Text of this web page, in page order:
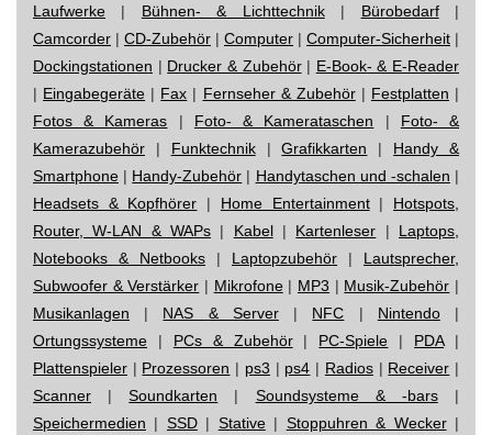
Laufwerke | Bühnen- & Lichttechnik| Bürobedarf|
Camcorder | CD-Zubehör | Computer | Computer-Sicherheit |
Dockingstationen | Drucker & Zubehör| E-Book- & E-Reader
| Eingabegeräte | Fax | Fernseher & Zubehör| Festplatten |
Fotos & Kameras | Foto- & Kamerataschen | Foto- &
Kamerazubehör | Funktechnik|Grafikkarten | Handy &
Smartphone | Handy-Zubehör | Handytaschen und -schalen |
Headsets & Kopfhörer | Home Entertainment| Hotspots,
Router, W-LAN & WAPs | Kabel| Kartenleser | Laptops,
Notebooks & Netbooks | Laptopzubehör | Lautsprecher,
Subwoofer & Verstärker | Mikrofone| MP3 | Musik-Zubehör |
Musikanlagen | NAS & Server| NFC | Nintendo|
Ortungssysteme | PCs & Zubehör| PC-Spiele | PDA|
Plattenspieler | Prozessoren | ps3 | ps4 | Radios| Receiver |
Scanner |Soundkarten | Soundsysteme & -bars|
Speichermedien | SSD| Stative| Stoppuhren & Wecker|